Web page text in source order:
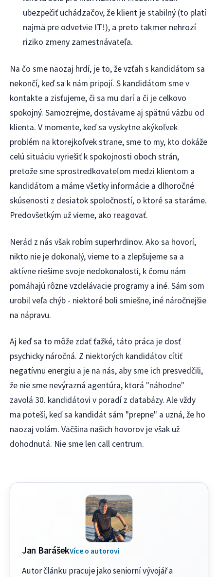
ubezpečiť uchádzačov, že klient je stabilný (to platí
najmä pre odvetvie IT!), a preto takmer nehrozí
riziko zmeny zamestnávateľa.
Na čo sme naozaj hrdí, je to, že vzťah s kandidátom sa
nekončí, keď sa k nám pripojí. S kandidátom sme v
kontakte a zisťujeme, či sa mu darí a či je celkovo
spokojný. Samozrejme, dostávame aj spätnú väzbu od
klienta. V momente, keď sa vyskytne akýkoľvek
problém na ktorejkoľvek strane, sme to my, kto dokáže
celú situáciu vyriešiť k spokojnosti oboch strán,
pretože sme sprostredkovateľom medzi klientom a
kandidátom a máme všetky informácie a dlhoročné
skúsenosti z desiatok spoločností, o ktoré sa staráme.
Predovšetkým už vieme, ako reagovať.
Nerád z nás však robím superhrdinov. Ako sa hovorí,
nikto nie je dokonalý, vieme to a zlepšujeme sa a
aktívne riešime svoje nedokonalosti, k čomu nám
pomáhajú rôzne vzdelávacie programy a iné. Sám som
urobil veľa chýb - niektoré boli smiešne, iné náročnejšie
na nápravu.
Aj keď sa to môže zdať ťažké, táto práca je dosť
psychicky náročná. Z niektorých kandidátov cítiť
negatívnu energiu a je na nás, aby sme ich presvedčili,
že nie sme nevýrazná agentúra, ktorá "náhodne"
zavolá 30. kandidátovi v poradí z databázy. Ale vždy
ma poteší, keď sa kandidát sám "prepne" a uzná, že ho
naozaj volám. Väčšina našich hovorov je však už
dohodnutá. Nie sme len call centrum.
Jan BarášekVíce o autorovi
Autor článku pracuje jako seniorní vývojář a